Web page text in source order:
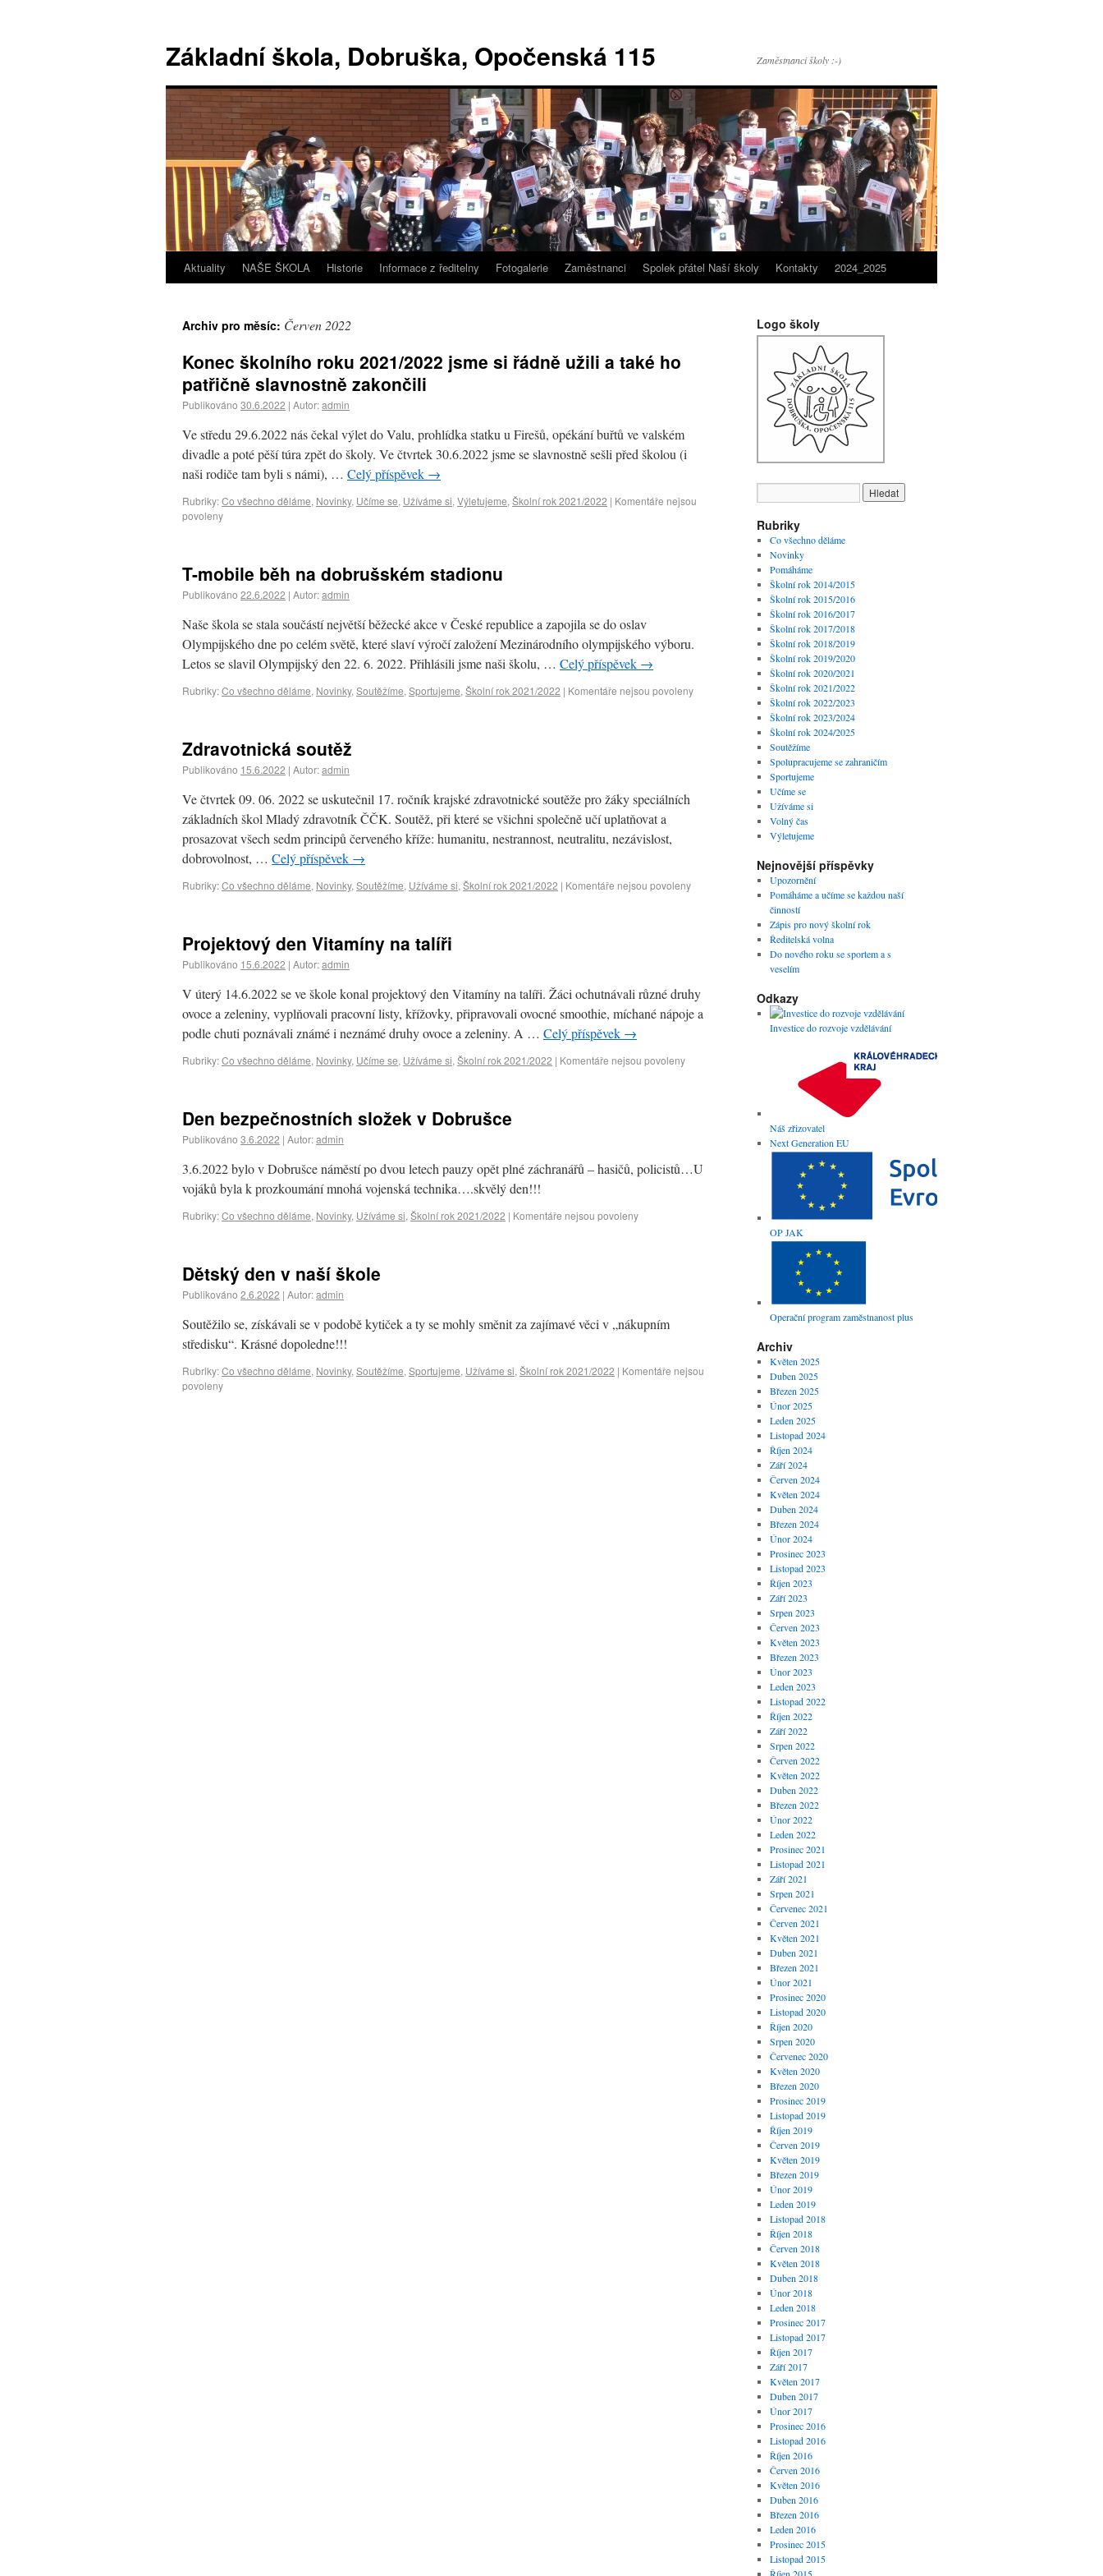
Základní škola, Dobruška, Opočenská 115 Zaměstnanci školy :-)
Aktuality NAŠE ŠKOLA Historie Informace z ředitelny Fotogalerie Zaměstnanci Spolek přátel Naší školy Kontakty 2024_2025
Archiv pro měsíc: Červen 2022
Konec školního roku 2021/2022 jsme si řádně užili a také ho
patřičně slavnostně zakončili
Publikováno 30.6.2022 | Autor:admin
Ve středu 29.6.2022 nás čekal výlet do Valu, prohlídka statku u Firešů, opékání buřtů ve valském
divadle a poté pěší túra zpět do školy. Ve čtvrtek 30.6.2022 jsme se slavnostně sešli před školou (i
naši rodiče tam byli s námi), … Celý příspěvek →
Rubriky:Co všechno děláme, Novinky, Učíme se, Užíváme si, Výletujeme, Školní rok 2021/2022 | Komentáře nejsou
povoleny
T-mobile běh na dobrušském stadionu
Publikováno 22.6.2022 | Autor:admin
Naše škola se stala součástí největší běžecké akce v České republice a zapojila se do oslav
Olympijského dne po celém světě, které slaví výročí založení Mezinárodního olympijského výboru.
Letos se slavil Olympijský den 22. 6. 2022. Přihlásili jsme naši školu, … Celý příspěvek →
Rubriky:Co všechno děláme, Novinky, Soutěžíme, Sportujeme, Školní rok 2021/2022 | Komentáře nejsou povoleny
Zdravotnická soutěž
Publikováno 15.6.2022 | Autor:admin
Ve čtvrtek 09. 06. 2022 se uskutečnil 17. ročník krajské zdravotnické soutěže pro žáky speciálních
základních škol Mladý zdravotník ČČK. Soutěž, při které se všichni společně učí uplatňovat a
prosazovat všech sedm principů červeného kříže: humanitu, nestrannost, neutralitu, nezávislost,
dobrovolnost, … Celý příspěvek →
Rubriky:Co všechno děláme, Novinky, Soutěžíme, Užíváme si, Školní rok 2021/2022 | Komentáře nejsou povoleny
Projektový den Vitamíny na talíři
Publikováno 15.6.2022 | Autor:admin
V úterý 14.6.2022 se ve škole konal projektový den Vitamíny na talíři. Žáci ochutnávali různé druhy
ovoce a zeleniny, vyplňovali pracovní listy, křížovky, připravovali ovocné smoothie, míchané nápoje a
podle chuti poznávali známé i neznámé druhy ovoce a zeleniny. A … Celý příspěvek →
Rubriky:Co všechno děláme, Novinky, Učíme se, Užíváme si, Školní rok 2021/2022 | Komentáře nejsou povoleny
Den bezpečnostních složek v Dobrušce
Publikováno 3.6.2022 | Autor:admin
3.6.2022 bylo v Dobrušce náměstí po dvou letech pauzy opět plné záchranářů – hasičů, policistů…U
vojáků byla k prozkoumání mnohá vojenská technika….skvělý den!!!
Rubriky:Co všechno děláme, Novinky, Užíváme si, Školní rok 2021/2022 | Komentáře nejsou povoleny
Dětský den v naší škole
Publikováno 2.6.2022 | Autor:admin
Soutěžilo se, získávali se v podobě kytiček a ty se mohly směnit za zajímavé věci v „nákupním
středisku“. Krásné dopoledne!!!
Rubriky:Co všechno děláme, Novinky, Soutěžíme, Sportujeme, Užíváme si, Školní rok 2021/2022 | Komentáře nejsou
povoleny
Logo školy
Rubriky
Co všechno děláme
Novinky
Pomáháme
Školní rok 2014/2015
Školní rok 2015/2016
Školní rok 2016/2017
Školní rok 2017/2018
Školní rok 2018/2019
Školní rok 2019/2020
Školní rok 2020/2021
Školní rok 2021/2022
Školní rok 2022/2023
Školní rok 2023/2024
Školní rok 2024/2025
Soutěžíme
Spolupracujeme se zahraničím
Sportujeme
Učíme se
Užíváme si
Volný čas
Výletujeme
Nejnovější příspěvky
Upozornění
Pomáháme a učíme se každou naší
činností
Zápis pro nový školní rok
Ředitelská volna
Do nového roku se sportem a s
veselím
Odkazy
Investice do rozvoje vzdělávání
Náš zřizovatel
Next Generation EU
OP JAK
Operační program zaměstnanost plus
Archiv
Květen 2025
Duben 2025
Březen 2025
Únor 2025
Leden 2025
Listopad 2024
Říjen 2024
Září 2024
Červen 2024
Květen 2024
Duben 2024
Březen 2024
Únor 2024
Prosinec 2023
Listopad 2023
Říjen 2023
Září 2023
Srpen 2023
Červen 2023
Květen 2023
Březen 2023
Únor 2023
Leden 2023
Listopad 2022
Říjen 2022
Září 2022
Srpen 2022
Červen 2022
Květen 2022
Duben 2022
Březen 2022
Únor 2022
Leden 2022
Prosinec 2021
Listopad 2021
Září 2021
Srpen 2021
Červenec 2021
Červen 2021
Květen 2021
Duben 2021
Březen 2021
Únor 2021
Prosinec 2020
Listopad 2020
Říjen 2020
Srpen 2020
Červenec 2020
Květen 2020
Březen 2020
Prosinec 2019
Listopad 2019
Říjen 2019
Červen 2019
Květen 2019
Březen 2019
Únor 2019
Leden 2019
Listopad 2018
Říjen 2018
Červen 2018
Květen 2018
Duben 2018
Únor 2018
Leden 2018
Prosinec 2017
Listopad 2017
Říjen 2017
Září 2017
Květen 2017
Duben 2017
Únor 2017
Prosinec 2016
Listopad 2016
Říjen 2016
Červen 2016
Květen 2016
Duben 2016
Březen 2016
Leden 2016
Prosinec 2015
Listopad 2015